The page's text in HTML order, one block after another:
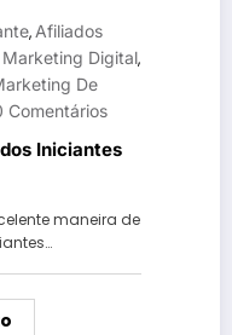
, Afiliados
Digital,
De
Comentários
Iniciantes
maneira de